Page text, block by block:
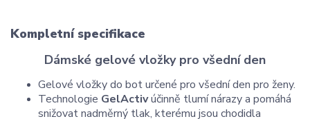
Kompletní specifikace
Dámské gelové vložky pro všední den
Gelové vložky do bot určené pro všední den pro ženy.
Technologie GelActivúčinně tlumí nárazy a pomáhá
snižovat nadměrný tlak, kterému jsou chodidla